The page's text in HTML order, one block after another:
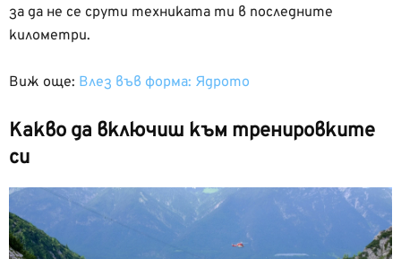
за да не се срути техниката ти в последните
километри.
Виж още: Влез във форма: Ядрото
Какво да включиш към тренировките
си